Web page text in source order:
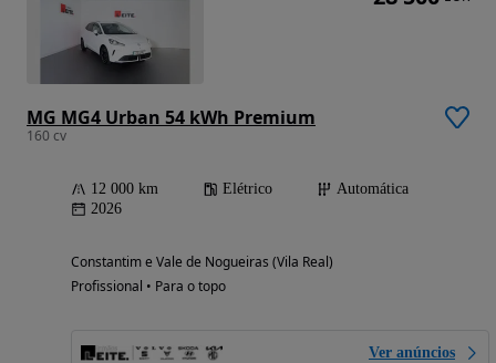
MG MG4 Urban 54 kWh Premium
160 cv
12 000 km Elétrico
Automática
2026
Constantim e Vale de Nogueiras (Vila Real)
Profissional • Para o topo
Ver anúncios